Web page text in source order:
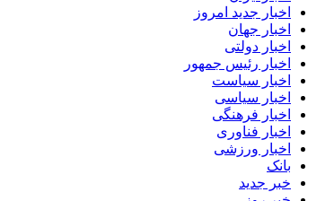
اخبار جدید امروز
اخبار جهان
اخبار دولتی
اخبار رئیس جمهور
اخبار سیاست
اخبار سیاسی
اخبار فرهنگی
اخبار فناوری
اخبار ورزشی
بانک
خبر جدید